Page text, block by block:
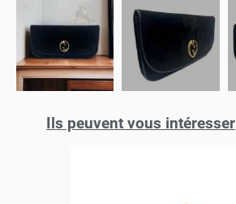
Ils peuvent vous intéresser